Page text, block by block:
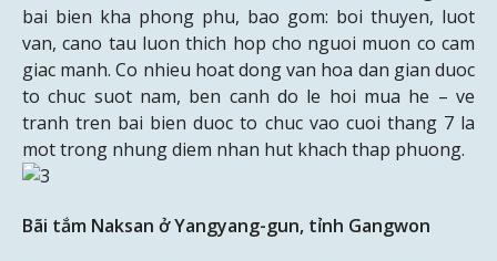
bai bien kha phong phu, bao gom: boi thuyen, luot
van, cano tau luon thich hop cho nguoi muon co cam
giac manh. Co nhieu hoat dong van hoa dan gian duoc
to chuc suot nam, ben canh do le hoi mua he – ve
tranh tren bai bien duoc to chuc vao cuoi thang 7 la
mot trong nhung diem nhan hut khach thap phuong.
Bãi tắm Naksan ở Yangyang-gun, tỉnh Gangwon